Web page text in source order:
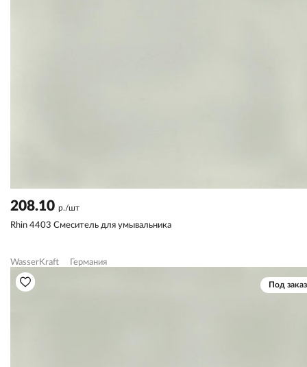
208.10 р./шт
Rhin 4403 Смеситель для умывальника
WasserKraft Германия
Под заказ